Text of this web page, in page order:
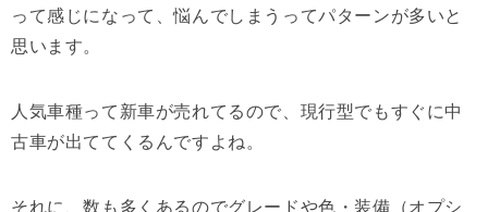
って感じになって、悩んでしまうってパターンが多いと
思います。
人気車種って新車が売れてるので、現行型でもすぐに中
古車が出ててくるんですよね。
それに、数も多くあるのでグレードや色・装備（オプシ